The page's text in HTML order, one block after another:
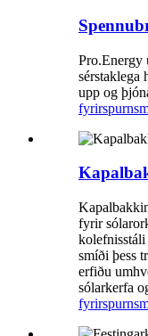
Pro.Energy
sérstaklega
upp og
fyrirspurn
fyrir
smíði þess
erfiðu
sólarkerfa
fyrirspurn